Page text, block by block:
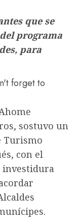
que se
programa
para
forget to
sostuvo un
Turismo
con el
investidura